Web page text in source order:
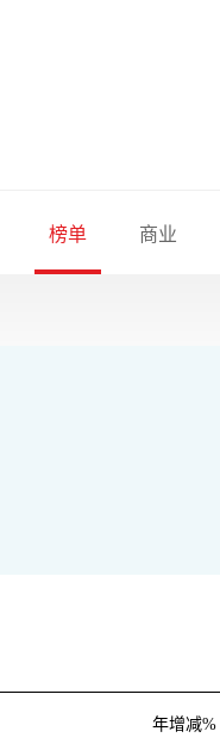
榜单 商业
年增减%